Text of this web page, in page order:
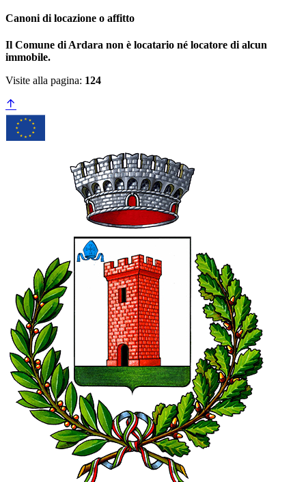
Canoni di locazione o affitto
Il Comune di Ardara non è locatario né locatore di alcun
immobile.
Visite alla pagina: 124